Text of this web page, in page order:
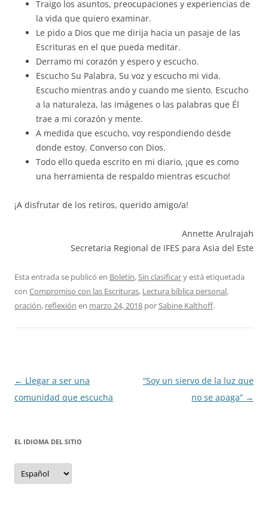
Traigo los asuntos, preocupaciones y experiencias de
la vida que quiero examinar.
Le pido a Dios que me dirija hacia un pasaje de las
Escrituras en el que pueda meditar.
Derramo mi corazón y espero y escucho.
Escucho Su Palabra, Su voz y escucho mi vida.
Escucho mientras ando y cuando me siento. Escucho
a la naturaleza, las imágenes o las palabras que Él
trae a mi corazón y mente.
A medida que escucho, voy respondiendo desde
donde estoy. Converso con Dios.
Todo ello queda escrito en mi diario, ¡que es como
una herramienta de respaldo mientras escucho!
¡A disfrutar de los retiros, querido amigo/a!
Annette Arulrajah
Secretaria Regional de IFES para Asia del Este
Esta entrada se publicó en Boletín,Sin clasificary está etiquetada
con Compromiso con las Escrituras, Lectura bíblica personal,
oración, reflexión en marzo 24, 2018 porSabine Kalthoff.
Navegación
de
← Llegar a ser una
comunidad que escucha
“Soy un siervo de la luz que
no se apaga” →
EL IDIOMA DEL SITIO
el
idioma
del